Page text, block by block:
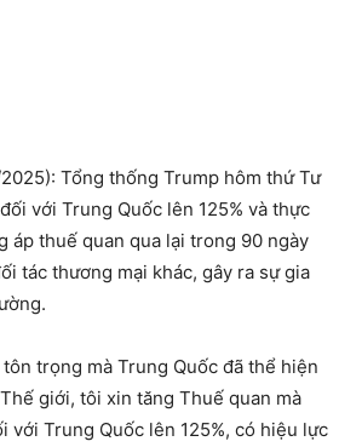
Tổng thống Trump hôm thứ Tư
với Trung Quốc lên 125% và thực
áp thuế quan qua lại trong 90 ngày
tác thương mại khác, gây ra sự gia
trọng mà Trung Quốc đã thể hiện
giới, tôi xin tăng Thuế quan mà
với Trung Quốc lên 125%, có hiệu lực